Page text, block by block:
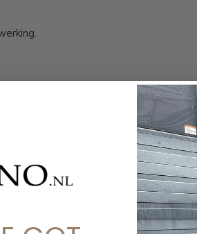
een stylish avondlookje.
choco, premium blouse dames,
dames, snatched fit blouse 2025,